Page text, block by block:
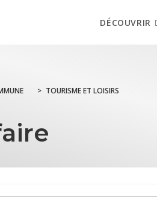
DÉCOUVRIR
> TOURISME ET LOISIRS